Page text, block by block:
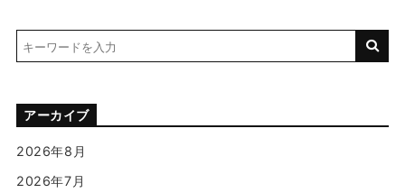
アーカイブ
2026年8月
2026年7月